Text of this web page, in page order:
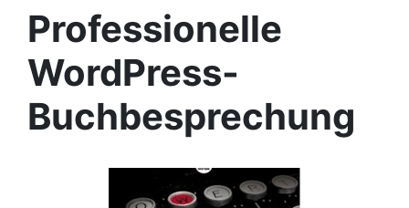
Professionelle
WordPress-
Buchbesprechung